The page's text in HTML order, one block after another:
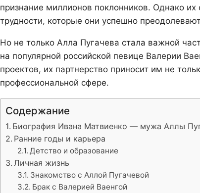
признание миллионов поклонников. Однако
трудности, которые они успешно
Но не только Алла Пугачева стала важной
на популярной российской певице Валерии
проектов, их партнерство приносит им не
профессиональной сфере.
Содержание
Биография Ивана Матвиенко — мужа Аллы
Ранние годы и карьера
Детство и образование
Личная жизнь
Знакомство с Аллой Пугачевой
Брак с Валерией Ваенгой